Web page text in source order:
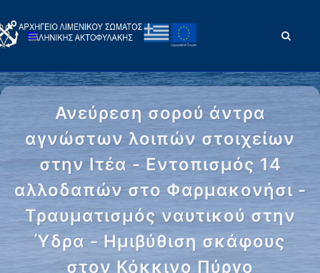
Ανεύρεση σορού άντρα
αγνώστων λοιπών στοιχείων
στην Ιτέα - Εντοπισμός 14
αλλοδαπών στο Φαρμακονήσι -
Τραυματισμός ναυτικού στην
Ύδρα - Ημιβύθιση σκάφους
στον Κόκκινο Πύργο